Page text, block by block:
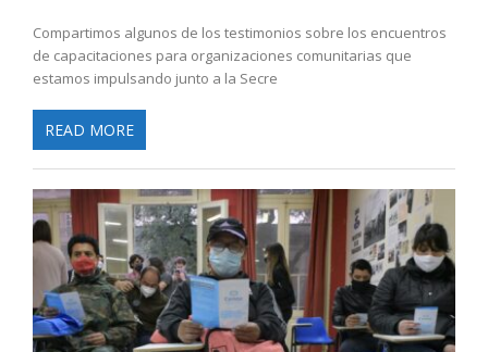
Compartimos algunos de los testimonios sobre los encuentros
de capacitaciones para organizaciones comunitarias que
estamos impulsando junto a la Secre
READ MORE